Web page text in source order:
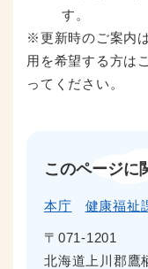
す。
※更新時のご案内
用を希望する方は
ってください。
このページに
本庁 健康福祉
〒071-1201
北海道上川郡鷹